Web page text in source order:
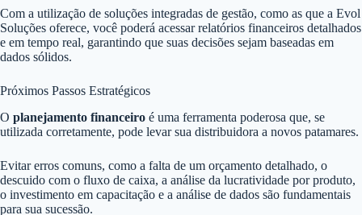
Com a utilização de soluções integradas de gestão, como as que a Evol
Soluções oferece, você poderá acessar relatórios financeiros detalhados
e em tempo real, garantindo que suas decisões sejam baseadas em
dados sólidos.
Próximos Passos Estratégicos
O planejamento financeiro é uma ferramenta poderosa que, se
utilizada corretamente, pode levar sua distribuidora a novos patamares.
Evitar erros comuns, como a falta de um orçamento detalhado, o
descuido com o fluxo de caixa, a análise da lucratividade por produto,
o investimento em capacitação e a análise de dados são fundamentais
para sua sucessão.